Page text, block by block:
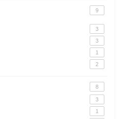
9
3
3
1
2
8
3
1